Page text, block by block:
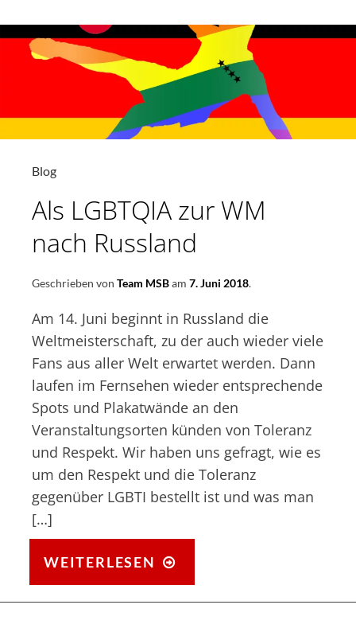
Blog
Als LGBTQIA zur WM
nach Russland
Geschrieben von Team MSBam 7. Juni 2018.
Am 14. Juni beginnt in Russland die
Weltmeisterschaft, zu der auch wieder viele
Fans aus aller Welt erwartet werden. Dann
laufen im Fernsehen wieder entsprechende
Spots und Plakatwände an den
Veranstaltungsorten künden von Toleranz
und Respekt. Wir haben uns gefragt, wie es
um den Respekt und die Toleranz
gegenüber LGBTI bestellt ist und was man
[…]
WEITERLESEN
LGBTQIA
ZUR